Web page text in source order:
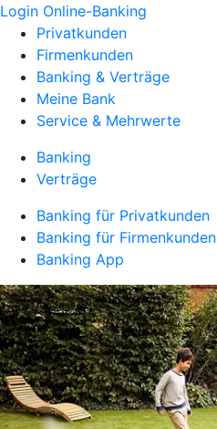
Login Online-Banking
Privatkunden
Firmenkunden
Banking & Verträge
Meine Bank
Service & Mehrwerte
Banking
Verträge
Banking für Privatkunden
Banking für Firmenkunden
Banking App